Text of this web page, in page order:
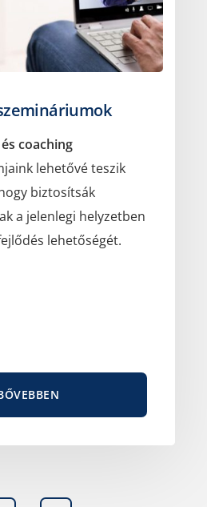
coaching
lehetővé teszik
biztosítsák
a jelenlegi helyzetben
lehetőségét.